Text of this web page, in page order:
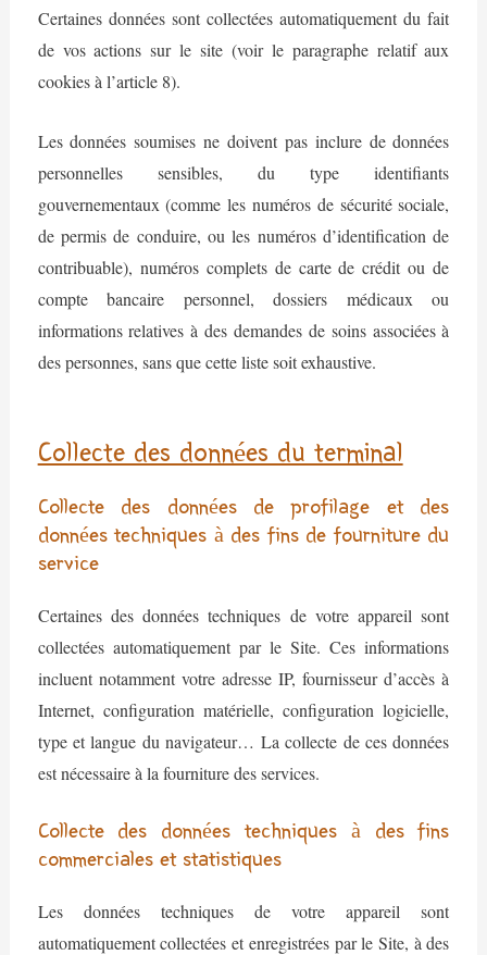
Certaines données sont collectées automatiquement du fait
de vos actions sur le site (voir le paragraphe relatif aux
cookies à l’article 8).
Les données soumises ne doivent pas inclure de données
personnelles sensibles, du type identifiants
gouvernementaux (comme les numéros de sécurité sociale,
de permis de conduire, ou les numéros d’identification de
contribuable), numéros complets de carte de crédit ou de
compte bancaire personnel, dossiers médicaux ou
informations relatives à des demandes de soins associées à
des personnes, sans que cette liste soit exhaustive.
Collecte des données du terminal
Collecte des données de profilage et des
données techniques à des fins de fourniture du
service
Certaines des données techniques de votre appareil sont
collectées automatiquement par le Site. Ces informations
incluent notamment votre adresse IP, fournisseur d’accès à
Internet, configuration matérielle, configuration logicielle,
type et langue du navigateur… La collecte de ces données
est nécessaire à la fourniture des services.
Collecte des données techniques à des fins
commerciales et statistiques
Les données techniques de votre appareil sont
automatiquement collectées et enregistrées par le Site, à des